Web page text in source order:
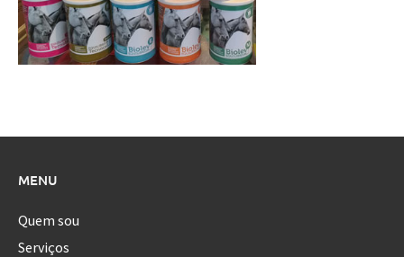
MENU
Quem sou
Serviços